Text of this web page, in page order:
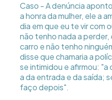
Caso - A denúncia
a honra da mulher, ele a
dia em que eu te vir com
não tenho nada a perder,
carro e não tenho
disse que chamaria a
se intimidou e afirmou:
a da entrada e da saída;
faço depois".